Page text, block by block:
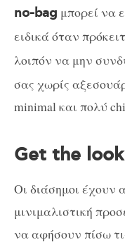
no-bag μπορεί να
ειδικά όταν
λοιπόν να μην
σας χωρίς
minimal και πολύ
Get the look
Οι διάσημοι έχουν
μινιμαλιστική
να αφήσουν πίσω